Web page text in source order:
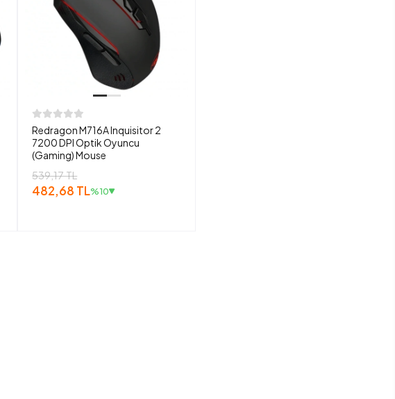
Redragon M716A Inquisitor 2
7200 DPI Optik Oyuncu
(Gaming) Mouse
539,17 TL
482,68 TL%10